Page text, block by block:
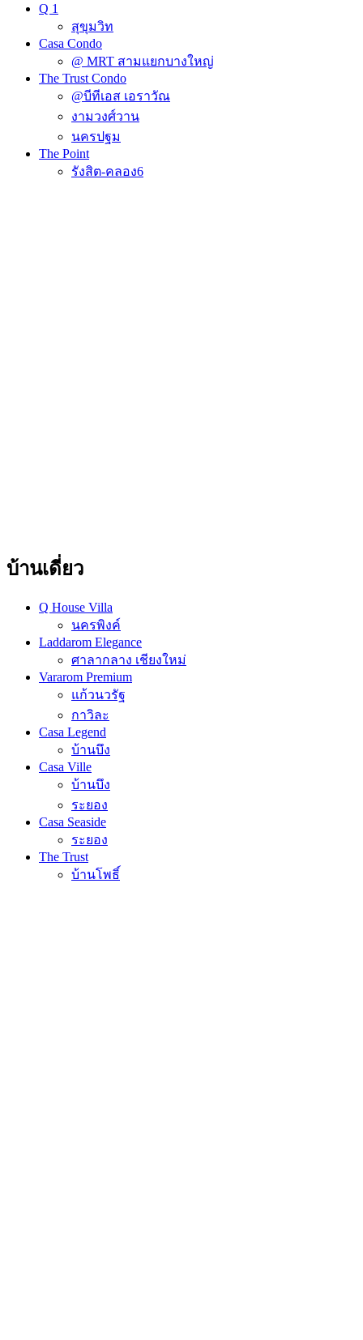
Q 1
สุขุมวิท
Casa Condo
@ MRT สามแยกบางใหญ่
The Trust Condo
@บีทีเอส เอราวัณ
งามวงศ์วาน
นครปฐม
The Point
รังสิต-คลอง6
บ้านเดี่ยว
Q House Villa
นครพิงค์
Laddarom Elegance
ศาลากลาง เชียงใหม่
Vararom Premium
แก้วนวรัฐ
กาวิละ
Casa Legend
บ้านบึง
Casa Ville
บ้านบึง
ระยอง
Casa Seaside
ระยอง
The Trust
บ้านโพธิ์